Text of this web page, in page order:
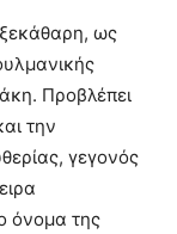
ως
Προβλέπει
την
γεγονός
όνομα της